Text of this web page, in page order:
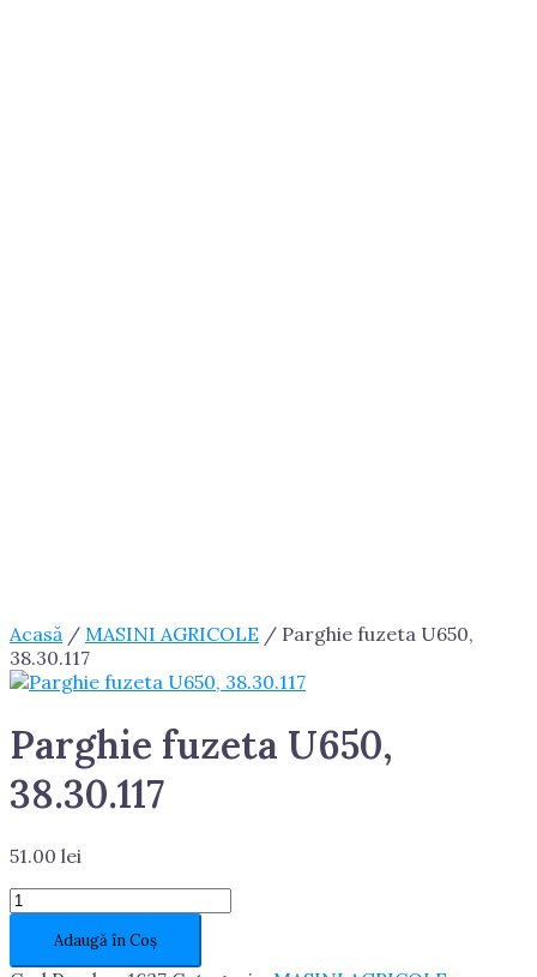
Acasă / MASINI AGRICOLE / Parghie fuzeta U650,
38.30.117
Parghie fuzeta U650,
38.30.117
51.00 lei
Cantitate
Parghie
fuzeta
U650,
Adaugă în Coș